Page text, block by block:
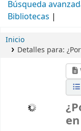
Búsqueda
Bibliotecas
Inicio
Detalles para: